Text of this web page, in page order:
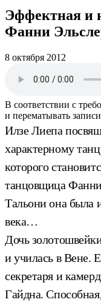
Эффектная и
Фанни
8 октября 2012
В соответствии с
и перематывать
Илзе Лиепа
характерному
которого
танцовщица
Тальони она была
века…
Дочь
и училась в Вене.
секретаря и
Гайдна.